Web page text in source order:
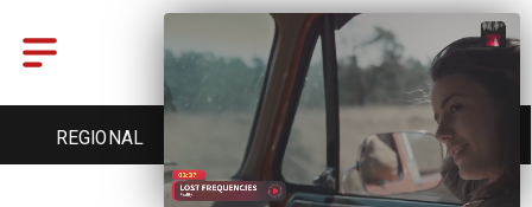
REGIONAL ENTRETENCIÓN DEPORTES